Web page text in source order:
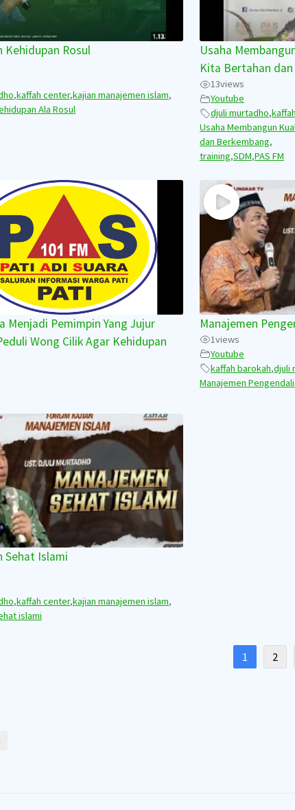
Kehidupan Rosul
,kaffah center,kajian manajemen islam,
Ala Rosul
Usaha
Kita Bertahan
13views
Youtube
djuli murtadho,
Usaha Membangun
dan Berkembang,
training,SDM,PAS FM
Menjadi Pemimpin Yang Jujur
Wong Cilik Agar Kehidupan
Manajemen
1views
Youtube
kaffah barokah,djuli
Manajemen
Sehat Islami
,kaffah center,kajian manajemen islam,
islami
1 2